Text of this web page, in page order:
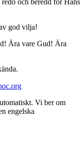
god vilja!
Ära vare Gud! Ära
Vi ber om
engelska